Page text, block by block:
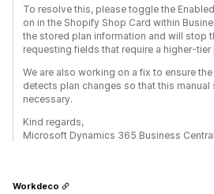
To resolve this, please toggle the
on in the Shopify Shop Card within
the stored plan information and will stop
requesting fields that require a higher-tier
We are also working on a fix to ensure
detects plan changes so that this
necessary.
Kind regards,
Microsoft Dynamics 365 Business
Workdeco